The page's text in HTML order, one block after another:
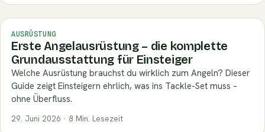
AUSRÜSTUNG
Erste Angelausrüstung – die komplette
Grundausstattung für Einsteiger
Welche Ausrüstung brauchst du wirklich zum Angeln? Dieser
Guide zeigt Einsteigern ehrlich, was ins Tackle-Set muss –
ohne Überfluss.
29. Juni 2026 · 8 Min. Lesezeit